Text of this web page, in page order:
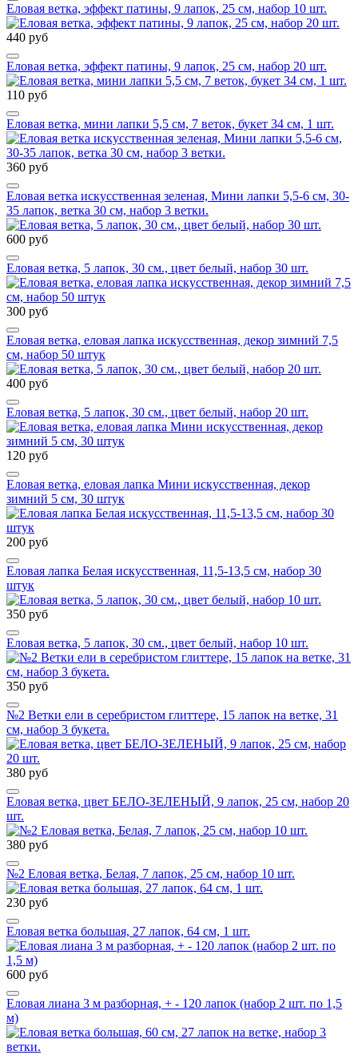
Еловая ветка, эффект патины, 9 лапок, 25 см, набор 10 шт.
440 руб
Еловая ветка, эффект патины, 9 лапок, 25 см, набор 20 шт.
110 руб
Еловая ветка, мини лапки 5,5 см, 7 веток, букет 34 см, 1 шт.
360 руб
Еловая ветка искусственная зеленая, Мини лапки 5,5-6 см, 30-
35 лапок, ветка 30 см, набор 3 ветки.
600 руб
Еловая ветка, 5 лапок, 30 см., цвет белый, набор 30 шт.
300 руб
Еловая ветка, еловая лапка искусственная, декор зимний 7,5
см, набор 50 штук
400 руб
Еловая ветка, 5 лапок, 30 см., цвет белый, набор 20 шт.
120 руб
Еловая ветка, еловая лапка Мини искусственная, декор
зимний 5 см, 30 штук
200 руб
Еловая лапка Белая искусственная, 11,5-13,5 см, набор 30
штук
350 руб
Еловая ветка, 5 лапок, 30 см., цвет белый, набор 10 шт.
350 руб
№2 Ветки ели в серебристом глиттере, 15 лапок на ветке, 31
см, набор 3 букета.
380 руб
Еловая ветка, цвет БЕЛО-ЗЕЛЕНЫЙ, 9 лапок, 25 см, набор 20
шт.
380 руб
№2 Еловая ветка, Белая, 7 лапок, 25 см, набор 10 шт.
230 руб
Еловая ветка большая, 27 лапок, 64 см, 1 шт.
600 руб
Еловая лиана 3 м разборная, + - 120 лапок (набор 2 шт. по 1,5
м)